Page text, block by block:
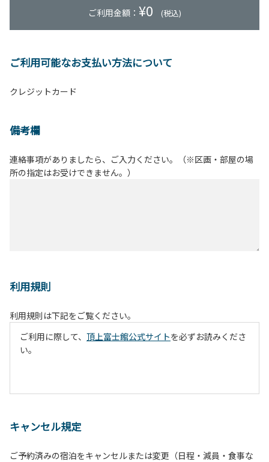
ご利用金額： ¥0 (税込)
ご利用可能なお支払い方法について
クレジットカード
備考欄
連絡事項がありましたら、ご入力ください。（※区画・部屋の場
所の指定はお受けできません。）
利用規則
利用規則は下記をご覧ください。
ご利用に際して、 頂上富士館公式サイトを必ずお読みくださ
い。
キャンセル規定
ご予約済みの宿泊をキャンセルまたは変更（日程・減員・食事な